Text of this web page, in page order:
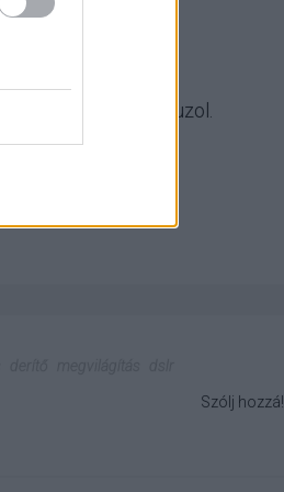
ha így vakuzol.
Szólj hozzá!